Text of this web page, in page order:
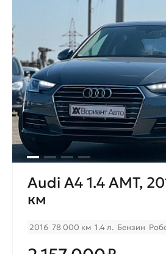
Audi A4 1.4 AMT,
км
2016 78 000 км 1.4 л. Бензин